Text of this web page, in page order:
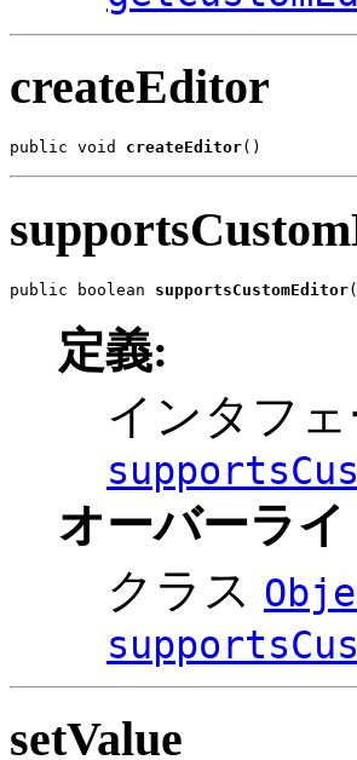
createEditor
public void createEditor()
public boolean supportsCustomEditor
定義:
インタフェ
オーバーライ
クラス
setValue